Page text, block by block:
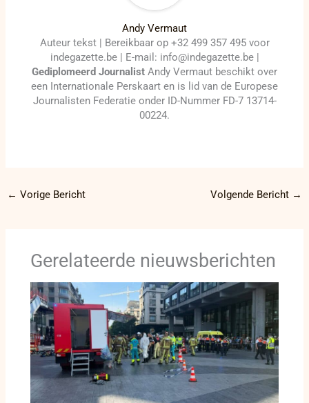
Andy Vermaut
Auteur tekst | Bereikbaar op +32 499 357 495 voor
indegazette.be | E-mail: info@indegazette.be |
Gediplomeerd Journalist Andy Vermaut beschikt over
een Internationale Perskaart en is lid van de Europese
Journalisten Federatie onder ID-Nummer FD-7 13714-
00224.
← Vorige Bericht Volgende Bericht →
Gerelateerde nieuwsberichten